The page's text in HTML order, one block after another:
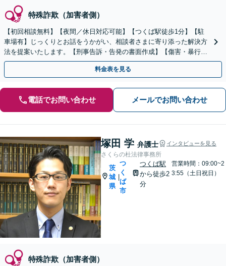
特殊詐欺（加害者側）
【初回相談無料】【夜間／休日対応可能】【つくば駅徒歩1分】【駐
車場有】じっくりとお話をうかがい、相談者さまに寄り添った解決方
法を提案いたします。【刑事告訴・告発の書面作成】【傷害・暴行・
窃盗・詐欺・覚せい剤】【私選・国選弁護人を数多く経験】
料金表を見る
電話でお問い合わせ メールでお問い合わせ
塚田 学 弁護士 インタビューを見る
さくらの杜法律事務所
茨
城
県
つ
く
ば
市
つくば駅
から徒歩2
分
営業時間：09:00~2
3:55（土日祝日）
特殊詐欺（加害者側）